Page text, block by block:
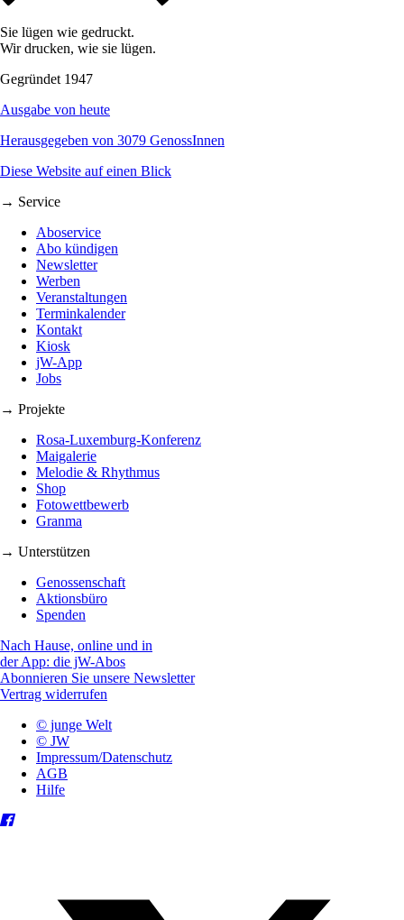
Sie lügen wie gedruckt.
Wir drucken, wie sie lügen.
Gegründet 1947
Ausgabe von heute
Herausgegeben von 3079 GenossInnen
Diese Website auf einen Blick
→ Service
Aboservice
Abo kündigen
Newsletter
Werben
Veranstaltungen
Terminkalender
Kontakt
Kiosk
jW-App
Jobs
→ Projekte
Rosa-Luxemburg-Konferenz
Maigalerie
Melodie & Rhythmus
Shop
Fotowettbewerb
Granma
→ Unterstützen
Genossenschaft
Aktionsbüro
Spenden
Nach Hause, online und in
der App: die jW-Abos
Abonnieren Sie unsere Newsletter
Vertrag widerrufen
© junge Welt
© JW
Impressum/Datenschutz
AGB
Hilfe